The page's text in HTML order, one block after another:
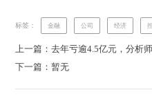
标签： 金融 公司 经济
上一篇：去年亏逾4.5亿元，分析
下一篇：暂无